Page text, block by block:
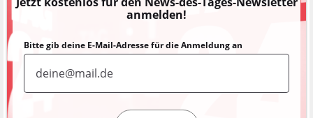
anmelden!
Bitte gib deine E-Mail-Adresse für die Anmeldung an